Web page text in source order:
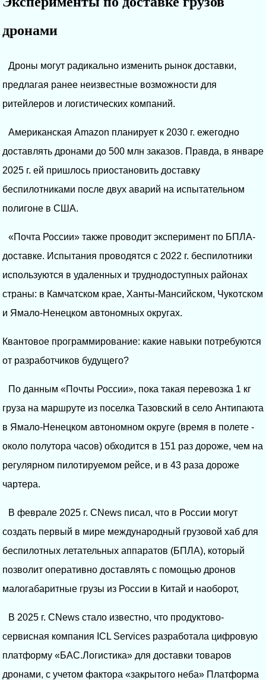
дронами
Дроны могут радикально изменить рынок доставки,
предлагая ранее неизвестные возможности для
ритейлеров и логистических компаний.
Американская Amazon планирует к 2030 г. ежегодно
доставлять дронами до 500 млн заказов. Правда, в январе
2025 г. ей пришлось приостановить доставку
беспилотниками после двух аварий на испытательном
полигоне в США.
«Почта России» также проводит эксперимент по БПЛА-
доставке. Испытания проводятся с 2022 г. беспилотники
используются в удаленных и труднодоступных районах
страны: в Камчатском крае, Ханты-Мансийском, Чукотском
и Ямало-Ненецком автономных округах.
Квантовое программирование: какие навыки потребуются
от разработчиков будущего?
По данным «Почты России», пока такая перевозка 1 кг
груза на маршруте из поселка Тазовский в село Антипаюта
в Ямало-Ненецком автономном округе (время в полете -
около полутора часов) обходится в 151 раз дороже, чем на
регулярном пилотируемом рейсе, и в 43 раза дороже
чартера.
В феврале 2025 г. CNews писал, что в России могут
создать первый в мире международный грузовой хаб для
беспилотных летательных аппаратов (БПЛА), который
позволит оперативно доставлять с помощью дронов
малогабаритные грузы из России в Китай и наоборот,
В 2025 г. CNews стало известно, что продуктово-
сервисная компания ICL Services разработала цифровую
платформу «БАС.Логистика» для доставки товаров
дронами, с учетом фактора «закрытого неба» Платформа